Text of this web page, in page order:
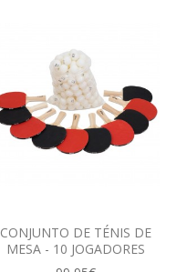
CONJUNTO DE TÉNIS DE
MESA - 10 JOGADORES